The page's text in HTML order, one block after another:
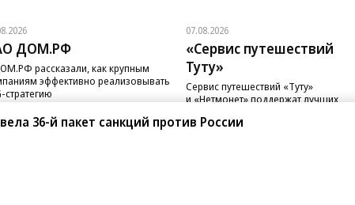
ДОМ.РФ
рассказали, как крупным
эффективно реализовывать
стратегию
07.08.2026
«Сервис путешествий
Туту»
Сервис путешествий «Туту»
и «Нетмонет» поддержат лучших
36-й пакет санкций против России